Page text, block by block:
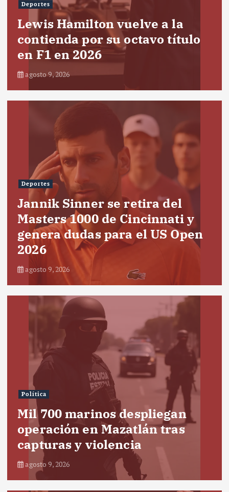
Deportes
Lewis Hamilton vuelve a la
contienda por su octavo título
en F1 en 2026
agosto 9, 2026
Deportes
Jannik Sinner se retira del
Masters 1000 de Cincinnati y
genera dudas para el US Open
2026
agosto 9, 2026
Política
Mil 700 marinos despliegan
operación en Mazatlán tras
capturas y violencia
agosto 9, 2026